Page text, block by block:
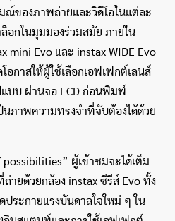
ณ์ของภาพถ่ายและวิดีโอในแต่ละ
ล็อกในมุมมองร่วมสมัย ภายใน
mini Evo และ instax WIDE Evo
กาสให้ผู้ใช้เลือกเอฟเฟกต์เลนส์
บบ ผ่านจอ LCD ก่อนพิมพ์
นภาพความทรงจำที่จับต้องได้ด้วย
ผู้เข้าชมจะได้เต็ม
ายด้วยกล้อง instax ซีรีส์ Evo ทั้ง
ระกายแรงบันดาลใจใหม่ ๆ ใน